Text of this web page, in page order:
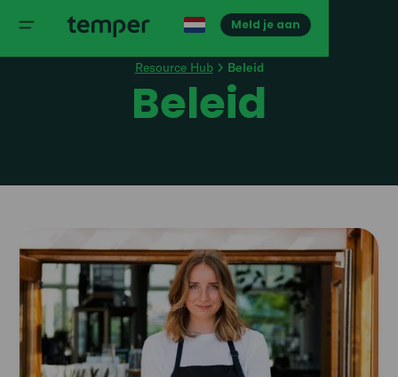
Meld je aan
Resource Hub Beleid
Beleid
article